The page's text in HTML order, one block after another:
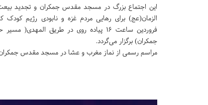
این اجتماع بزرگ در مسجد مقدس جمکران و تجدید
فروردین ساعت ۱۶ پیاده روی در طریق
جمکران) برگزار می‌گردد.
مراسم رسمی از نماز مغرب و عشا در مسجد مقدس